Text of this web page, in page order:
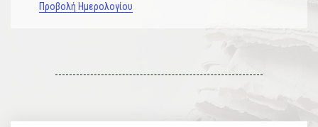
Προβολή Ημερολογίου